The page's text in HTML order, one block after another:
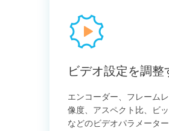
ビデオ設定を調整
エンコーダー、フレーム
像度、アスペクト比、ビ
などのビデオパラメータ